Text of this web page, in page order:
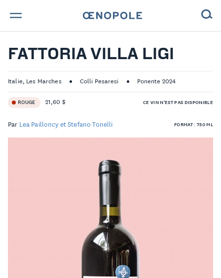
TROUVE TA BOUTEILLE !
NOS ENGAGEMENTS
MAGAZINE
NOS VINS
LISTE DE PRIX RESTAURANTS
POLITIQUE DE CONFIDENTIALITÉ
FATTORIA VILLA LIGI
Italie, Les Marches Colli Pesaresi Ponente 2024
ROUGE 21,60 $ CE VIN N'EST PAS DISPONIBLE
Par Lea Pailloncy et Stefano Tonelli FORMAT : 750 ML